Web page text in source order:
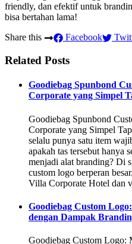
friendly, dan efektif untuk
bisa bertahan lama!
Share this
Facebook
Related Posts
Goodiebag Spunbond
Corporate yang Simpel
Goodiebag Spunbond
Corporate yang Simpel
selalu punya satu item
apakah tas tersebut hanya
menjadi alat branding? Di
custom logo berperan
Villa Corporate Hotel dan
Goodiebag Custom
dengan Dampak
Goodiebag Custom Logo: